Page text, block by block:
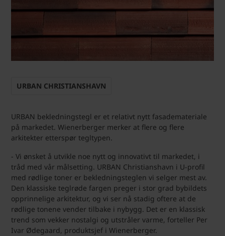
URBAN CHRISTIANSHAVN
URBAN bekledningstegl er et relativt nytt fasademateriale
på markedet. Wienerberger merker at flere og flere
arkitekter etterspør tegltypen.
- Vi ønsket å utvikle noe nytt og innovativt til markedet, i
tråd med vår målsetting. URBAN Christianshavn i U-profil
med rødlige toner er bekledningsteglen vi selger mest av.
Den klassiske teglrøde fargen preger i stor grad bybildets
opprinnelige arkitektur, og vi ser nå stadig oftere at de
rødlige tonene vender tilbake i nybygg. Det er en klassisk
trend som vekker nostalgi og utstråler varme, forteller Per
Ivar Ødegaard, produktsjef i Wienerberger.